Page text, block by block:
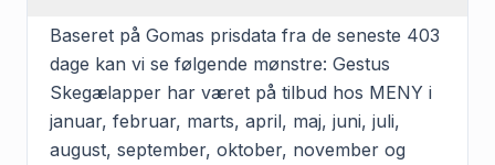
Baseret på Gomas prisdata fra de seneste 403
dage kan vi se følgende mønstre: Gestus
Skegælapper har været på tilbud hos MENY i
januar, februar, marts, april, maj, juni, juli,
august, september, oktober, november og